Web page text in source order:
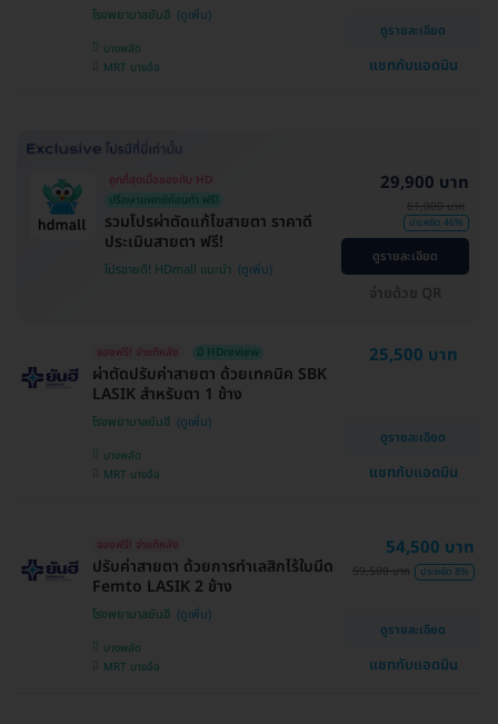
โรงพยาบาลยันฮี
บางพลัด
MRT บางอ้อ
ดูรายละเอียด
แชทกับแอดมิน
ถูกที่สุดเมื่อของกับ HD
ปรึกษาแพทย์ก่อนทำ ฟรี!
รวมโปรผ่าตัดแก้ไขสายตา ราคาดี
ประเมินสายตา ฟรี!
โปรขายดี! HDmall แนะนำ
29,900 บาท
61,000 บาท
ประหยัด 46%
ดูรายละเอียด
จองฟรี! จ่ายทีหลัง มี HDreview
ผ่าตัดปรับค่าสายตา ด้วยเทคนิค SBK
LASIK สำหรับตา 1 ข้าง
โรงพยาบาลยันฮี
บางพลัด
MRT บางอ้อ
25,500 บาท
ดูรายละเอียด
แชทกับแอดมิน
จองฟรี! จ่ายทีหลัง
ปรับค่าสายตา ด้วยการทำเลสิกไร้ใบมีด
Femto LASIK 2 ข้าง
โรงพยาบาลยันฮี
บางพลัด
MRT บางอ้อ
54,500 บาท
59,500 บาท ประหยัด 8%
ดูรายละเอียด
แชทกับแอดมิน